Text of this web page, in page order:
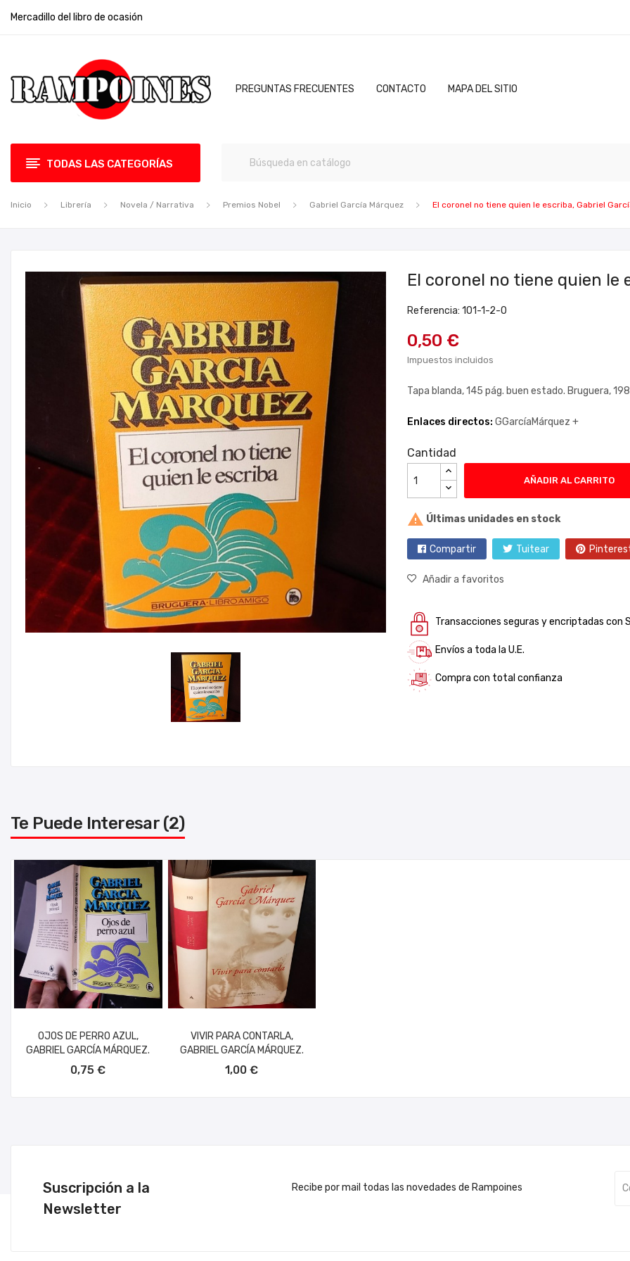
Mercadillo del libro de ocasión
PREGUNTAS FRECUENTES CONTACTO MAPA DEL SITIO
TODAS LAS CATEGORÍAS
Inicio Librería Novela / Narrativa Premios Nobel Gabriel García Márquez El coronel no tiene quien le escriba, Gabriel
El coronel no tiene quien le
Referencia: 101-1-2-0
0,50 €
Impuestos incluidos
Tapa blanda, 145 pág. buen estado. Bruguera,
Enlaces directos: GGarcíaMárquez +
Cantidad
AÑADIR AL CARRITO
 Últimas unidades en stock
Compartir Tuitear
Añadir a favoritos
Transacciones seguras y encriptadas con
Envíos a toda la U.E.
Compra con total confianza
Te Puede Interesar (2)
OJOS DE PERRO AZUL,
GABRIEL GARCÍA MÁRQUEZ.
0,75 €
VIVIR PARA CONTARLA,
GABRIEL GARCÍA MÁRQUEZ.
1,00 €
Suscripción a la
Newsletter
Recibe por mail todas las novedades de Rampoines